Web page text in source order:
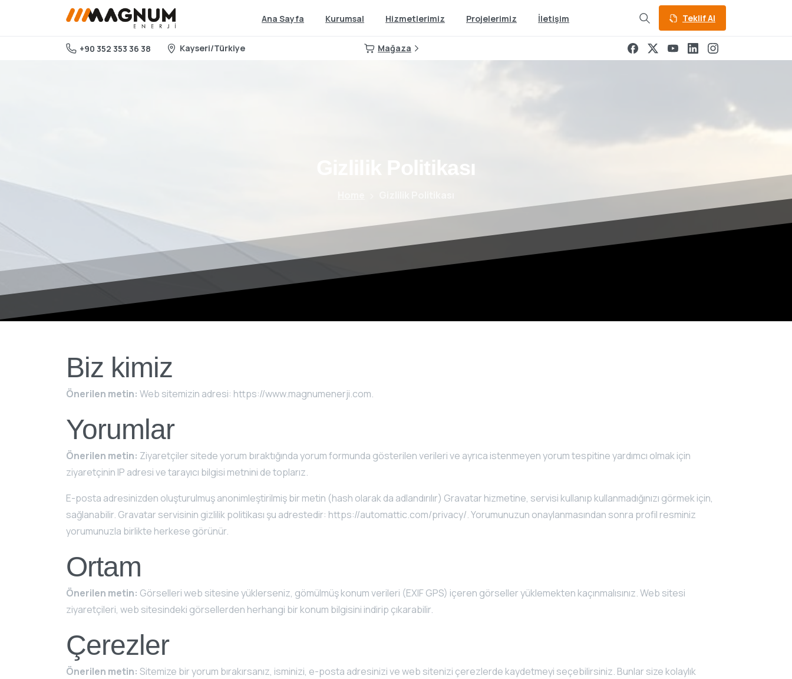
Ana Sayfa Kurumsal Hizmetlerimiz Projelerimiz İletişim Teklif Al
+90 352 353 36 38 Kayseri/Türkiye Mağaza
Politikası
Biz kimiz
Önerilen metin: Web sitemizin adresi: https://www.magnumenerji.com.
Yorumlar
Önerilen metin: Ziyaretçiler sitede yorum bıraktığında yorum formunda gösterilen verileri ve ayrıca istenmeyen yorum tespitine yardımcı olmak için
ziyaretçinin IP adresi ve tarayıcı bilgisi metnini de toplarız.
E-posta adresinizden oluşturulmuş anonimleştirilmiş bir metin (hash olarak da adlandırılır) Gravatar hizmetine, servisi kullanıp kullanmadığınızı görmek için,
sağlanabilir. Gravatar servisinin gizlilik politikası şu adrestedir: https://automattic.com/privacy/. Yorumunuzun onaylanmasından sonra profil resminiz
yorumunuzla birlikte herkese görünür.
Ortam
Önerilen metin: Görselleri web sitesine yüklerseniz, gömülmüş konum verileri (EXIF GPS) içeren görseller yüklemekten kaçınmalısınız. Web sitesi
ziyaretçileri, web sitesindeki görsellerden herhangi bir konum bilgisini indirip çıkarabilir.
Çerezler
Önerilen metin: Sitemize bir yorum bırakırsanız, isminizi, e-posta adresinizi ve web sitenizi çerezlerde kaydetmeyi seçebilirsiniz. Bunlar size kolaylık